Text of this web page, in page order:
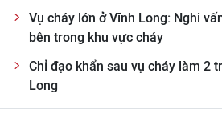
Duyên hải Nam Trung Bộ và Tây
Nguyên
Đông Nam Bộ
Đồng bằng sông Cửu Long
Vụ cháy lớn ở Vĩnh Long: Nghi
bên trong khu vực cháy
Chỉ đạo khẩn sau vụ cháy làm 2
Long